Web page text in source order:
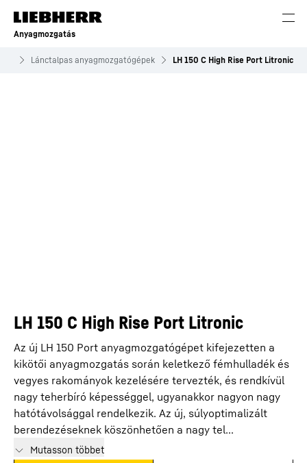
Anyagmozgatás
Lánctalpas anyagmozgatógépek LH 150 C High Rise Port Litronic
LH 150 C High Rise Port Litronic
Az új LH 150 Port anyagmozgatógépet kifejezetten a
kikötői anyagmozgatás során keletkező fémhulladék és
vegyes rakományok kezelésére tervezték, és rendkívül
nagy teherbíró képességgel, ugyanakkor nagyon nagy
hatótávolsággal rendelkezik. Az új, súlyoptimalizált
berendezéseknek köszönhetően a nagy tel...
Mutasson többet